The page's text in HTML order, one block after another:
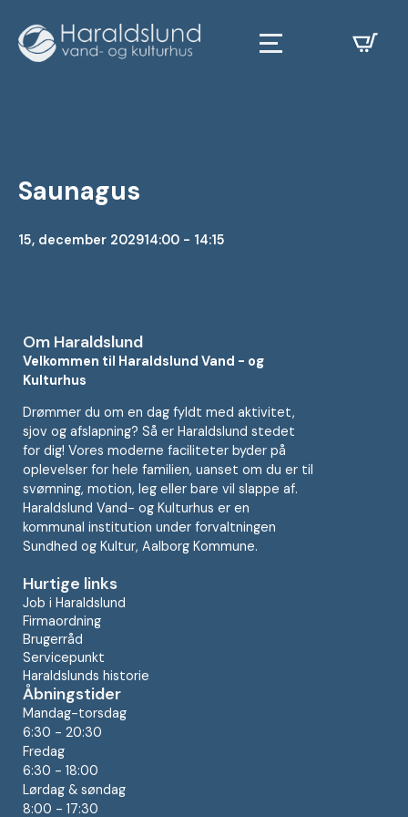
Saunagus
15, december 202914:00 - 14:15
Om Haraldslund
Velkommen til Haraldslund Vand - og
Kulturhus
Drømmer du om en dag fyldt med aktivitet,
sjov og afslapning? Så er Haraldslund stedet
for dig! Vores moderne faciliteter byder på
oplevelser for hele familien, uanset om du er til
svømning, motion, leg eller bare vil slappe af.
Haraldslund Vand- og Kulturhus er en
kommunal institution under forvaltningen
Sundhed og Kultur, Aalborg Kommune.
Hurtige links
Job i Haraldslund
Firmaordning
Brugerråd
Servicepunkt
Haraldslunds historie
Åbningstider
Mandag-torsdag
6:30 - 20:30
Fredag
6:30 - 18:00
Lørdag & søndag
8:00 - 17:30